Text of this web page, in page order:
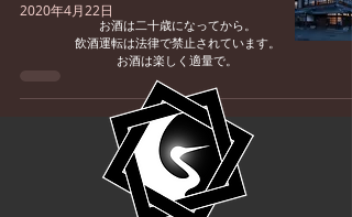
2020年4月22日
お酒は二十歳になってから。
飲酒運転は法律で禁止されています。
お酒は楽しく適量で。